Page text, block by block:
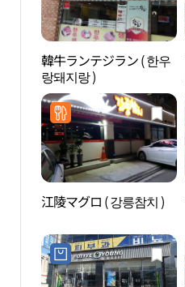
韓牛ランテジラン ( 한우
랑돼지랑 )
江陵マグロ ( 강릉참치 )